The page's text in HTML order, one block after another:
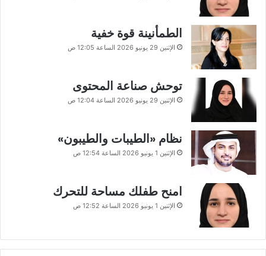
الطمأنينة قوة خفية
الإثنين 29 يونيو 2026 الساعة 12:05 ص
توحش صناعة المحتوى
الإثنين 29 يونيو 2026 الساعة 12:04 ص
نظام «الطيبات والطيبون»
الإثنين 1 يونيو 2026 الساعة 12:54 ص
امنح طفلك مساحة للتحرك
الإثنين 1 يونيو 2026 الساعة 12:52 ص